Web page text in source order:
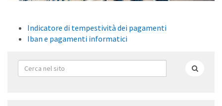
Indicatore di tempestività dei pagamenti
Iban e pagamenti informatici
Form
di